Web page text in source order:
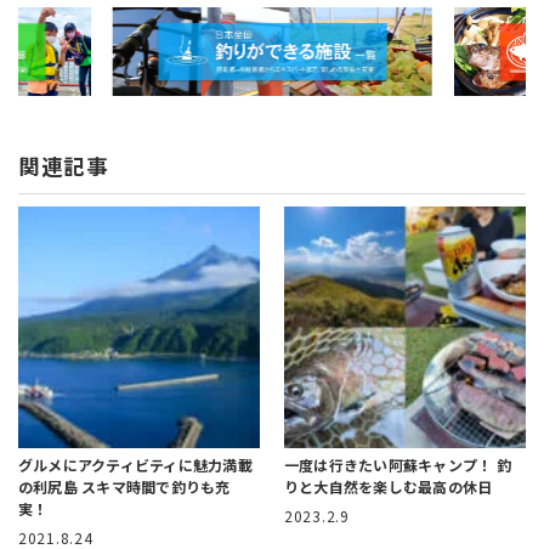
関連記事
グルメにアクティビティに魅力満載
の利尻島 スキマ時間で釣りも充
実！
2021.8.24
一度は行きたい阿蘇キャンプ！ 釣
りと大自然を楽しむ最高の休日
2023.2.9